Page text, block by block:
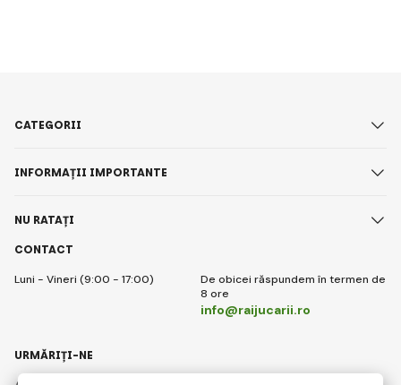
CONTACT
Luni - Vineri (9:00 - 17:00)
De obicei răspundem în termen de
8 ore
info@raijucarii.ro
CATEGORII
INFORMAȚII IMPORTANTE
NU RATAȚI
URMĂRIȚI-NE